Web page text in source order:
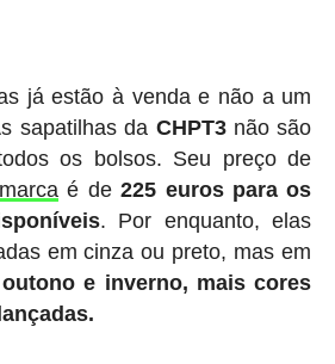
já estão à venda e não a um
sapatilhas da CHPT3não são
os bolsos. Seu preço de
é de225 euros para os
. Por enquanto, elas
em cinza ou preto, mas em
e inverno, mais cores